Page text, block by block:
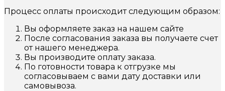
Процесс оплаты происходит следующим образом:
Вы оформляете заказ на нашем сайте
После согласования заказа вы получаете счет
от нашего менеджера.
Вы производите оплату заказа.
По готовности товара к отгрузке мы
согласовываем с вами дату доставки или
самовывоза.